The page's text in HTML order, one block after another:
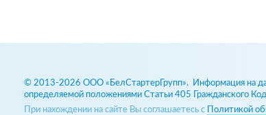
© 2013-2026 ООО «БелСтартерГрупп». Информация на
определяемой положениями Статьи 405 Гражданского
При нахождении на сайте Вы соглашаетесь с
Политикой